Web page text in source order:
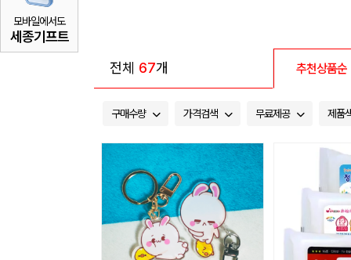
모바일에서도
세종기프트
전체 67개 추천상품순
구매수량 가격검색 무료제공 제품